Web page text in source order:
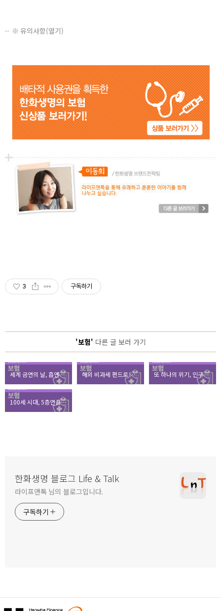
※ 유의사항(열기)
3 구독하기
'보험' 다른 글 보러 가기
세계 금연의 날, 흡연의 위험성을 강조한 금연캠페인의 금연 효과는? 해외 비과세 펀드로 세테크와 재테크 두마리 토끼 잡기 또 하나의 위기, 인구절벽 극복할 수 있나?
100세 시대, 5층연금으로 든든하게 준비하자
한화생명 블로그 Life & Talk
라이프앤톡 님의 블로그입니다.
구독하기